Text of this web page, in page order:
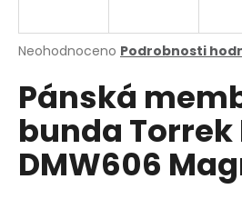
Průměrné
produktu
je
0,0
5
hvězdiček.
Neohodnoceno Podrobnosti
Pánská
bunda Torrek
DMW606
j
t
?